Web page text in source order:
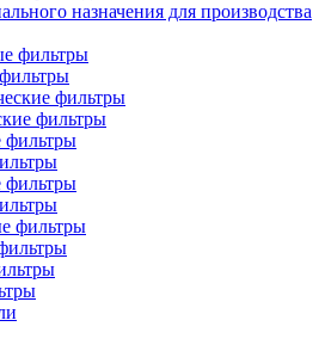
назначения для производства
фильтры